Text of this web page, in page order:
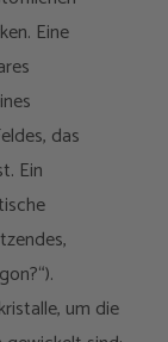
Eine
das
Ein
um die